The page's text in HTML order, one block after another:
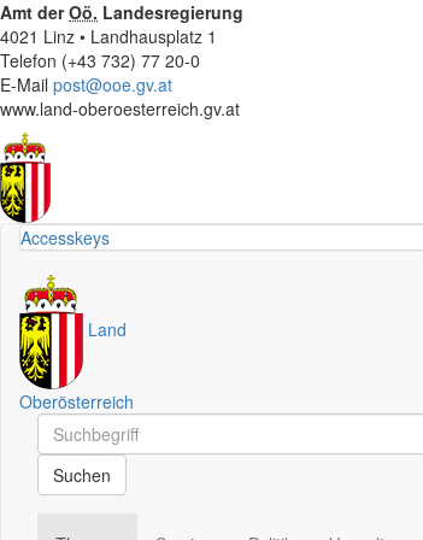
Amt derOö. Landesregierung
4021 Linz • Landhausplatz 1
Telefon (+43 732) 77 20-0
E-Mail post@ooe.gv.at
www.land-oberoesterreich.gv.at
Accesskeys
Land
Oberösterreich
Schnellsuche
Schnellsuche
Suchen